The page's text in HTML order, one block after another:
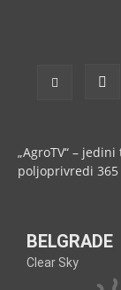
„AgroTV“ –
poljoprivredi
BELGRADE
Clear Sky